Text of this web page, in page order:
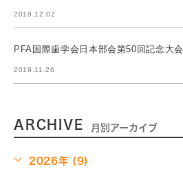
2019.12.02
PFA国際歯学会日本部会第50回記念大会
2019.11.26
ARCHIVE 月別アーカイブ
2026年 (9)